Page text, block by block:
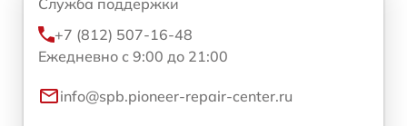
Служба поддержки
+7 (812) 507-16-48
Ежедневно с 9:00 до 21:00
info@spb.pioneer-repair-center.ru